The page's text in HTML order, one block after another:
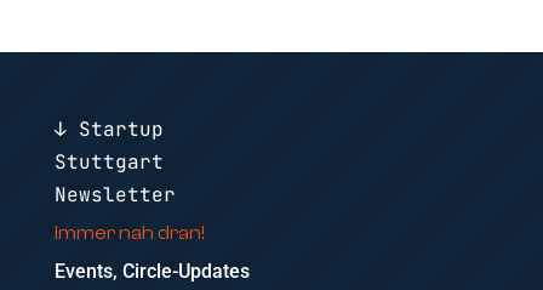
↓ Startup
Stuttgart
Newsletter
Immer nah dran!
Events, Circle-Updates